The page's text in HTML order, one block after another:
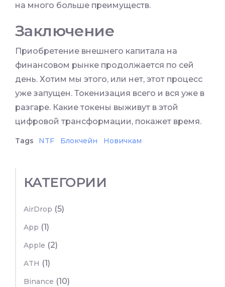
на много больше преимуществ.
Заключение
Приобретение внешнего капитала на
финансовом рынке продолжается по сей
день. Хотим мы этого, или нет, этот процесс
уже запущен. Токенизация всего и вся уже в
разгаре. Какие токены выживут в этой
цифровой трансформации, покажет время.
Tags NTF Блокчейн Новичкам
КАТЕГОРИИ
AirDrop (5)
App (1)
Apple (2)
ATH (1)
Binance (10)